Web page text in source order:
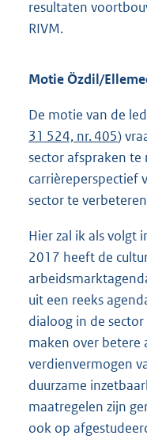
resultaten
RIVM.
Motie Özdil/
De motie van de
31 524, nr. 405)
sector afspraken
carrièreperspectief
sector te
Hier zal ik als volgt
2017 heeft de
uit een reeks
dialoog in de
maken over betere
verdienvermogen
duurzame
maatregelen zijn
ook op